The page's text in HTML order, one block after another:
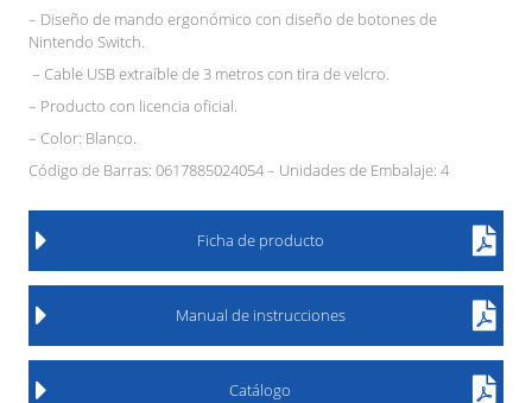
– Diseño de mando ergonómico con diseño de botones de
Nintendo Switch.
– Cable USB extraíble de 3 metros con tira de velcro.
– Producto con licencia oficial.
– Color: Blanco.
Código de Barras: 0617885024054 – Unidades de Embalaje: 4
Ficha de producto
Manual de instrucciones
Catálogo